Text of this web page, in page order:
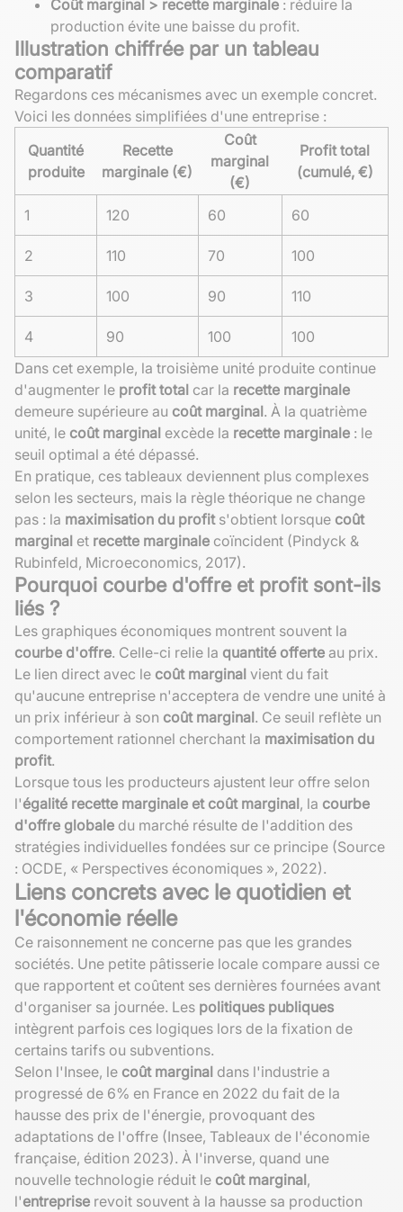
Coût marginal > recette marginale : réduire la
production évite une baisse du profit.
Illustration chiffrée par un tableau
comparatif
Regardons ces mécanismes avec un exemple concret.
Voici les données simplifiées d'une entreprise :
Quantité
produite
Recette
marginale (€)
Coût
marginal
(€)
Profit total
(cumulé, €)
1 120 60 60
2 110 70 100
3 100 90 110
4 90 100
100
Dans cet exemple, la troisième unité produite continue
d'augmenter le profit total car la recette marginale
demeure supérieure au coût marginal. À la quatrième
unité, le coût marginal excède la recette marginale : le
seuil optimal a été dépassé.
En pratique, ces tableaux deviennent plus complexes
selon les secteurs, mais la règle théorique ne change
pas : la maximisation du profits'obtient lorsque coût
marginal et recette marginale coïncident (Pindyck &
Rubinfeld, Microeconomics, 2017).
Pourquoi courbe d'offre et profit sont-ils
liés ?
Les graphiques économiques montrent souvent la
courbe d'offre. Celle-ci relie la quantité offerte au prix.
Le lien direct avec le coût marginal vient du fait
qu'aucune entreprise n'acceptera de vendre une unité à
un prix inférieur à son coût marginal. Ce seuil reflète un
comportement rationnel cherchant la maximisation du
profit.
Lorsque tous les producteurs ajustent leur offre selon
l'égalité recette marginale et coût marginal, la courbe
d'offre globale du marché résulte de l'addition des
stratégies individuelles fondées sur ce principe (Source
: OCDE, « Perspectives économiques », 2022).
Liens concrets avec le quotidien et
l'économie réelle
Ce raisonnement ne concerne pas que les grandes
sociétés. Une petite pâtisserie locale compare aussi ce
que rapportent et coûtent ses dernières fournées avant
d'organiser sa journée. Les politiques publiques
intègrent parfois ces logiques lors de la fixation de
certains tarifs ou subventions.
Selon l'Insee, le coût marginal dans l'industrie a
progressé de 6% en France en 2022 du fait de la
hausse des prix de l'énergie, provoquant des
adaptations de l'offre (Insee, Tableaux de l'économie
française, édition 2023). À l'inverse, quand une
nouvelle technologie réduit le coût marginal,
l'entreprise revoit souvent à la hausse sa production